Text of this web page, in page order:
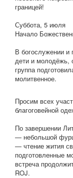
границей!
Суббота, 5 июля
Начало
В богослужении и
дети и молодёжь,
группа
молитвенное.
Просим всех
благоговейной
По завершении
— небольшой
— чтение жития
подготовленные
встреча
ROJ.